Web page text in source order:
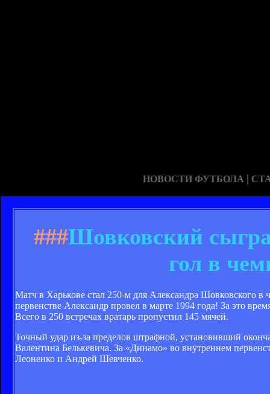
НОВОСТИ ФУТБОЛА |
###Шовковский
гол в
Матч в Харькове стал 250-м для Александра Шовковского
первенстве Александр провел в марте 1994 года! За это
Всего в 250 встречах вратарь пропустил 145 мячей.
Точный удар из-за пределов штрафной, установивший
Валентина Белькевича. За «Динамо» во внутреннем
Леоненко и Андрей Шевченко.